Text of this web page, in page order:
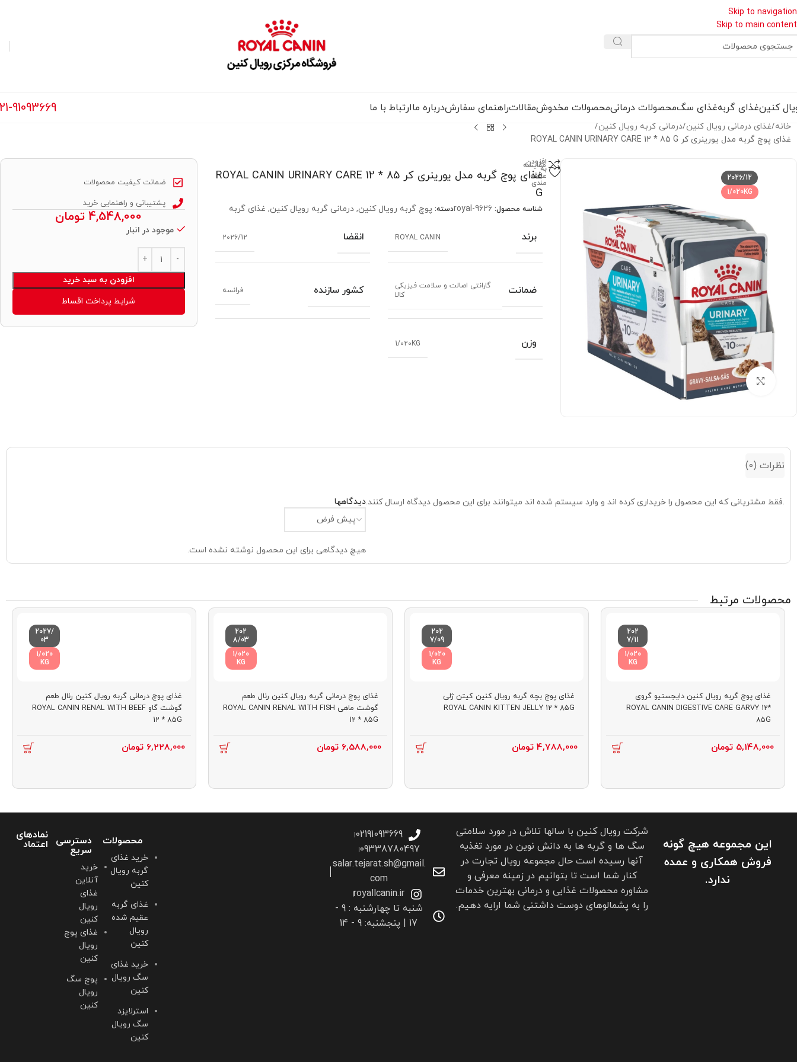
Skip to navigation
Skip to main content
کنینغذای گربهغذای سگمحصولات درمانیمحصولات مخدوشمقالاتراهنمای سفارشدرباره ماارتباط با ما 91093669
خانه غذای درمانی رویال کنین درمانی گربه رویال کنین
غذای پوچ گربه مدل یورینری کر ROYAL CANIN URINARY CARE 12 * 85 G
2026/12
1/020KG
بزرگنمایی تصویر
مقایسه
افزودن
به
علاقه
مندی
غذای پوچ گربه مدل یورینری کر ROYAL CANIN URINARY CARE 12 * 85
G
شناسه محصول:royal-9626دسته: پوچ گربه رویال کنین, درمانی گربه رویال کنین, غذای گربه
برند ROYAL CANIN انقضا 2026/12
ضمانت
گارانتی اصالت و سلامت فیزیکی
کالا
کشور سازنده فرانسه
وزن 1/020KG
ضمانت کیفیت محصولات
پشتیبانی و راهنمایی خرید
4,548,000 تومان
موجود در انبار
افزودن به سبد خرید
Alternative:
شرایط پرداخت اقساط
نظرات (0)
دیدگاهها
هیچ دیدگاهی برای این محصول نوشته نشده است.
.فقط مشتریانی که این محصول را خریداری کرده اند و وارد سیستم شده اند میتوانند برای این محصول دیدگاه ارسال کنند.
محصولات مرتبط
202
7/11
1/020
KG
غذای پوچ گربه رویال کنین دایجستیو گروی
ROYAL CANIN DIGESTIVE CARE GARVY 12*
85G
5,148,000 تومان
202
7/09
1/020
KG
غذای پوچ بچه گربه رویال کنین کیتن ژلی
ROYAL CANIN KITTEN JELLY 12 * 85G
4,788,000 تومان
202
8/03
1/020
KG
غذای پوچ درمانی گربه رویال کنین رنال طعم
گوشت ماهی ROYAL CANIN RENAL WITH FISH
12 * 85G
6,588,000 تومان
2027/
03
1/020
KG
غذای پوچ درمانی گربه رویال کنین رنال طعم
گوشت گاو ROYAL CANIN RENAL WITH BEEF
12 * 85G
6,228,000 تومان
این مجموعه هیچ گونه
فروش همکاری و عمده
ندارد.
شرکت رویال کنین با سالها تلاش در مورد سلامتی
سگ ها و گربه ها به دانش نوین در مورد تغذیه
آنها رسیده است حال مجموعه رویال تجارت در
کنار شما است تا بتوانیم در زمینه معرفی و
مشاوره محصولات غذایی و درمانی بهترین خدمات
را به پشمالوهای دوست داشتنی شما ارايه دهیم.
02191093669
09338780497
salar.tejarat.sh@gmail.
com
royallcanin.ir
شنبه تا چهارشنبه : 9 -
17 | پنجشنبه: 9 - 14
محصولات
خرید غذای
گربه رویال
کنین
غذای گربه
عقیم شده
رویال
کنین
خرید غذای
سگ رویال
کنین
استرلایزد
سگ رویال
کنین
دسترسی
سریع
خرید
آنلاین
غذای
رویال
کنین
غذای پوچ
رویال
کنین
پوچ سگ
رویال
کنین
نمادهای
اعتماد